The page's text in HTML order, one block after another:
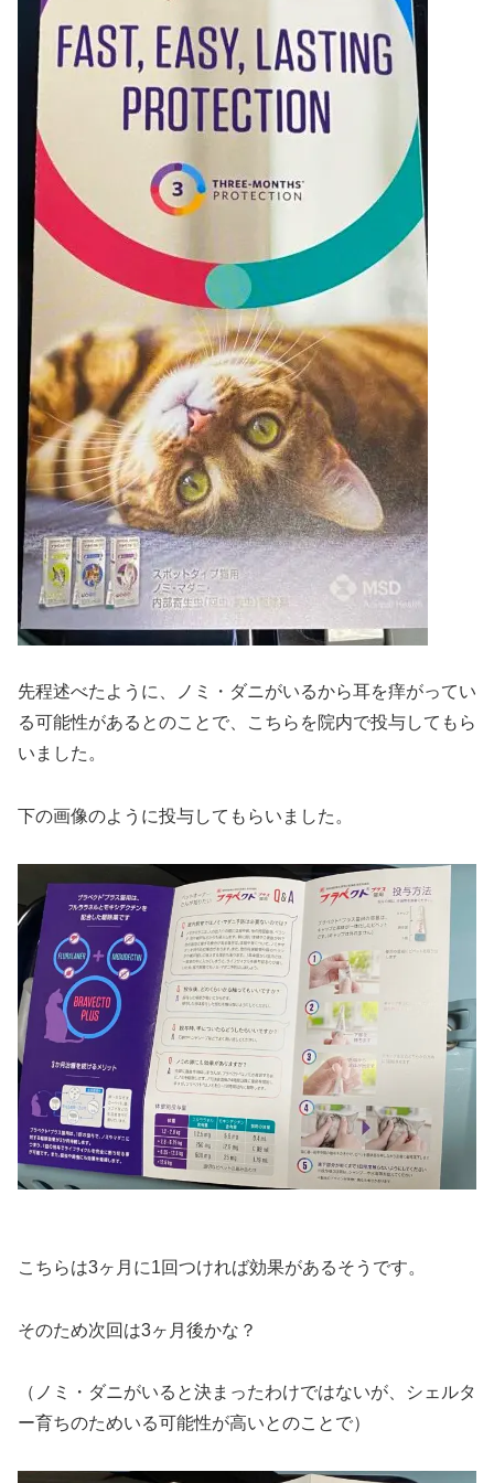
先程述べたように、ノミ・ダニがいるから耳を痒がってい
る可能性があるとのことで、こちらを院内で投与してもら
いました。
下の画像のように投与してもらいました。
こちらは3ヶ月に1回つければ効果があるそうです。
そのため次回は3ヶ月後かな？
（ノミ・ダニがいると決まったわけではないが、シェルタ
ー育ちのためいる可能性が高いとのことで）